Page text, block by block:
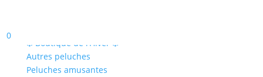
0
❄️ Boutique de l’Hiver ❄️
Autres peluches
Peluches amusantes